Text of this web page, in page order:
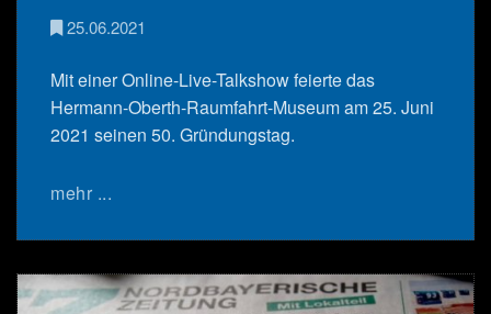
25.06.2021
Mit einer Online-Live-Talkshow feierte das
Hermann-Oberth-Raumfahrt-Museum am 25. Juni
2021 seinen 50. Gründungstag.
mehr ...